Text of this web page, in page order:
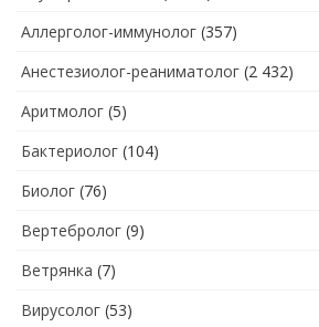
Аллерголог-иммунолог (357)
Анестезиолог-реаниматолог (2 432)
Аритмолог (5)
Бактериолог (104)
Биолог (76)
Вертебролог (9)
Ветрянка (7)
Вирусолог (53)